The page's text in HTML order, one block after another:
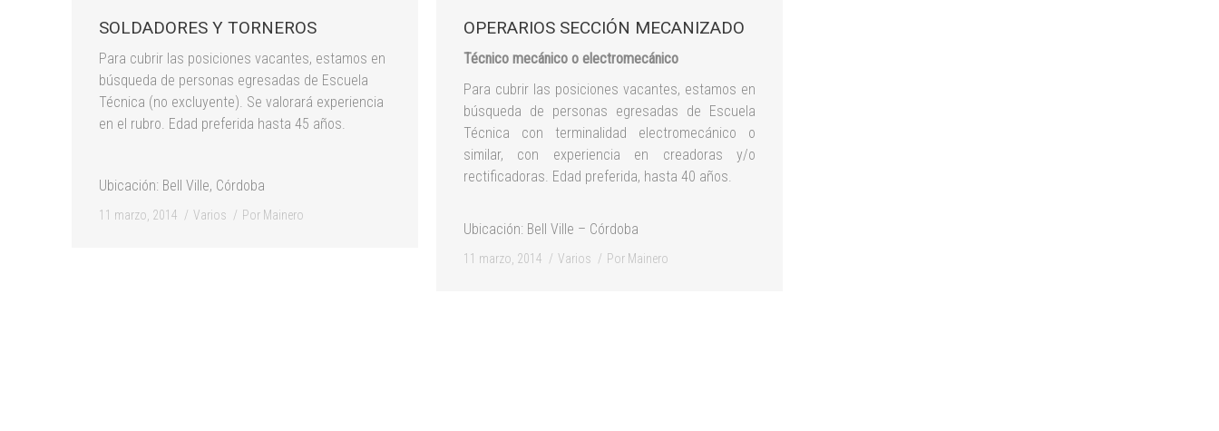
SOLDADORES Y TORNEROS
Para cubrir las posiciones vacantes, estamos en
búsqueda de personas egresadas de Escuela
Técnica (no excluyente). Se valorará experiencia
en el rubro. Edad preferida hasta 45 años.
Ubicación: Bell Ville, Córdoba
11 marzo, 2014 Varios Por Mainero
OPERARIOS SECCIÓN MECANIZADO
Técnico mecánico o electromecánico
Para cubrir las posiciones vacantes, estamos en
búsqueda de personas egresadas de Escuela
Técnica con terminalidad electromecánico o
similar, con experiencia en creadoras y/o
rectificadoras. Edad preferida, hasta 40 años.
Ubicación: Bell Ville – Córdoba
11 marzo, 2014 Varios Por Mainero